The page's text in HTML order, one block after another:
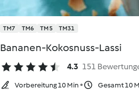
TM7 TM6 TM5 TM31
Bananen-Kokosnuss-Lassi
4.3 151
Vorbereitung 10 Min Gesamt 10